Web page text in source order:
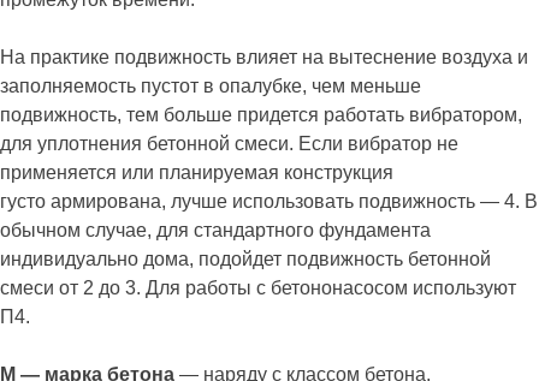
На практике подвижность влияет на вытеснение воздуха и
заполняемость пустот в опалубке, чем меньше
подвижность, тем больше придется работать вибратором,
для уплотнения бетонной смеси. Если вибратор не
применяется или планируемая конструкция
густо армирована, лучше использовать подвижность — 4. В
обычном случае, для стандартного фундамента
индивидуально дома, подойдет подвижность бетонной
смеси от 2 до 3. Для работы с бетононасосом используют
П4.
М — марка бетона — наряду с классом бетона,